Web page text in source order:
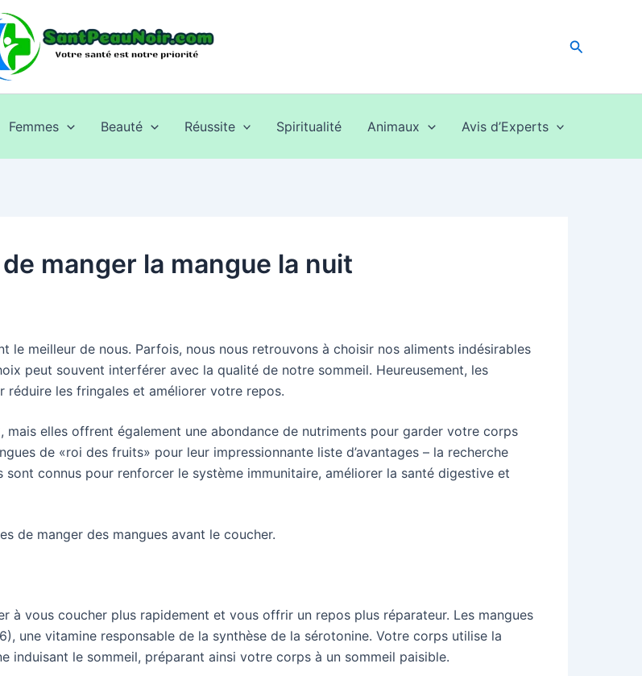
Femmes Beauté Réussite Spiritualité Animaux Avis d’Experts
manger la mangue la nuit
le meilleur de nous. Parfois, nous nous retrouvons à choisir nos aliments indésirables
peut souvent interférer avec la qualité de notre sommeil. Heureusement, les
réduire les fringales et améliorer votre repos.
mais elles offrent également une abondance de nutriments pour garder votre corps
de «roi des fruits» pour leur impressionnante liste d’avantages – la recherche
connus pour renforcer le système immunitaire, améliorer la santé digestive et
de manger des mangues avant le coucher.
à vous coucher plus rapidement et vous offrir un repos plus réparateur. Les mangues
une vitamine responsable de la synthèse de la sérotonine. Votre corps utilise la
induisant le sommeil, préparant ainsi votre corps à un sommeil paisible.